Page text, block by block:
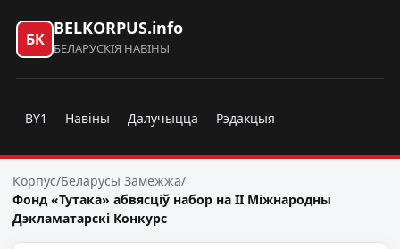
БК
BELKORPUS.info
БЕЛАРУСКІЯ НАВІНЫ
BY1 Навіны Далучыцца Рэдакцыя
Корпус/Беларусы Замежжа/
Фонд «Тутака» абвясціў набор на ІІ Міжнародны
Дэкламатарскі Конкурс